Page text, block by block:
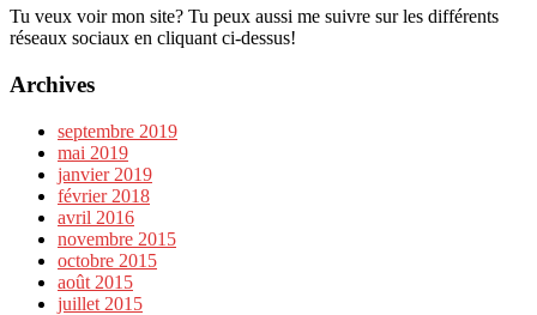
Tu veux voir mon site? Tu peux aussi me suivre sur les différents
réseaux sociaux en cliquant ci-dessus!
Archives
septembre 2019
mai 2019
janvier 2019
février 2018
avril 2016
novembre 2015
octobre 2015
août 2015
juillet 2015